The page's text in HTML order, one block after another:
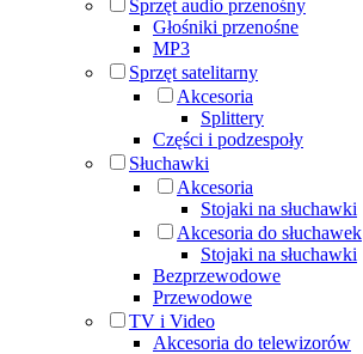
Sprzęt audio przenośny
Głośniki przenośne
MP3
Sprzęt satelitarny
Akcesoria
Splittery
Części i podzespoły
Słuchawki
Akcesoria
Stojaki na słuchawki
Akcesoria do słuchawek
Stojaki na słuchawki
Bezprzewodowe
Przewodowe
TV i Video
Akcesoria do telewizorów